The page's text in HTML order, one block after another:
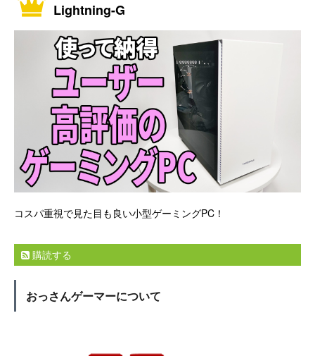
Lightning-G
コスパ重視で見た目も良い小型ゲーミングPC！
購読する
おっさんゲーマーについて